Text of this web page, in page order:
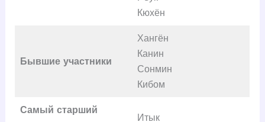
Кюхён
Бывшие участники
Хангён
Канин
Сонмин
Кибом
Самый старший
Итык